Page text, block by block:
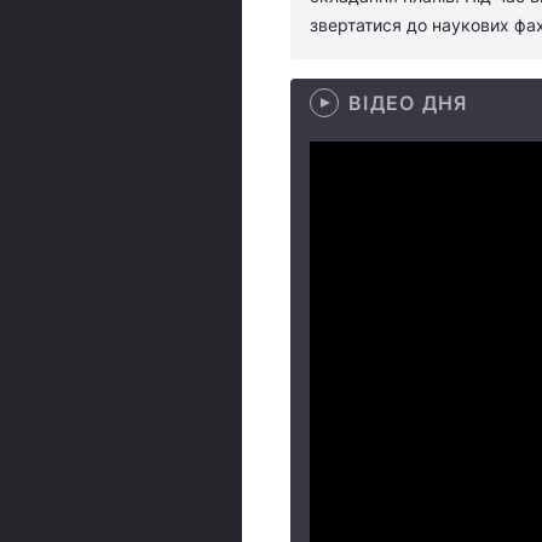
звертатися до наукових
ВІДЕО ДНЯ